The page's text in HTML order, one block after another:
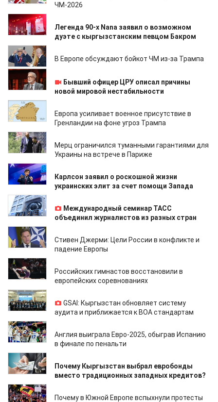
ЧМ-2026
23.02.2026
Легенда 90-х Nana заявил о возможном
дуэте с кыргызстанским певцом Бакром
23.01.2026
В Европе обсуждают бойкот ЧМ из-за Трампа
20.01.2026
Бывший офицер ЦРУ описал причины
новой мировой нестабильности
16.01.2026
Европа усиливает военное присутствие в
Гренландии на фоне угроз Трампа
08.01.2026
Мерц ограничился туманными гарантиями для
Украины на встрече в Париже
02.01.2026
Карлсон заявил о роскошной жизни
украинских элит за счет помощи Запада
24.12.2025
Международный семинар ТАСС
объединил журналистов из разных стран
01.12.2025
Стивен Джерми: Цели России в конфликте и
падение Европы
30.11.2025
Российских гимнастов восстановили в
европейских соревнованиях
27.11.2025
GSAI: Кыргызстан обновляет систему
аудита и приближается к ВОА стандартам
29.07.2025
Англия выиграла Евро-2025, обыграв Испанию
в финале по пенальти
19.06.2025
Почему Кыргызстан выбрал евробонды
вместо традиционных западных кредитов?
18.06.2025
Почему в Южной Европе вспыхнули протесты